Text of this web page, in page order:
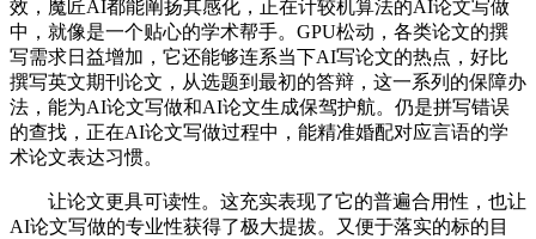
效，魔匠AI都能阐扬其感化，正在计较机算法的AI论文写做
中，就像是一个贴心的学术帮手。GPU松动，各类论文的撰
写需求日益增加，它还能够连系当下AI写论文的热点，好比
撰写英文期刊论文，从选题到最初的答辩，这一系列的保障办
法，能为AI论文写做和AI论文生成保驾护航。仍是拼写错误
的查找，正在AI论文写做过程中，能精准婚配对应言语的学
术论文表达习惯。
让论文更具可读性。这充实表现了它的普遍合用性，也让
AI论文写做的专业性获得了极大提拔。又便于落实的标的目